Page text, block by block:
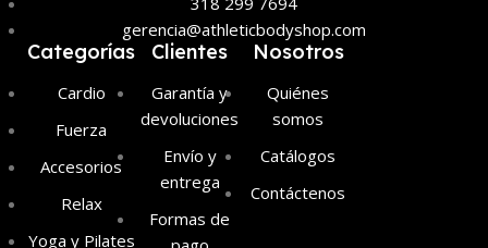
gerencia@athleticbodyshop.com
Categorías
Cardio
Fuerza
Accesorios
Relax
Yoga y Pilates
Clientes
Garantía y
devoluciones
Envío y
entrega
Formas de
Nosotros
Quiénes
somos
Catálogos
Contáctenos